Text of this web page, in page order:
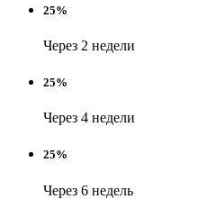
25%
Через 2 недели
25%
Через 4 недели
25%
Через 6 недель